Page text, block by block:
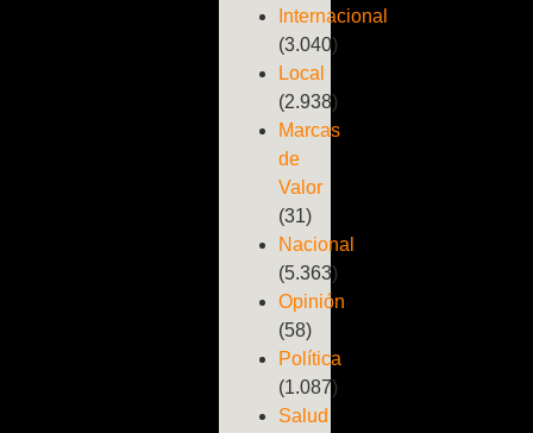
Internacional
(3.040)
Local
(2.938)
Marcas
de
Valor
(31)
Nacional
(5.363)
Opinión
(58)
Política
(1.087)
Salud